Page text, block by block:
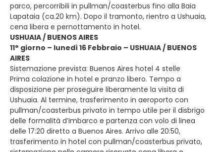
parco, percorribili in pullman/coasterbus fino alla Baia
Lapataia (ca.20 km). Dopo il tramonto, rientro a Ushuaia,
cena libera e pernottamento in hotel.
USHUAIA / BUENOS AIRES
11° giorno – lunedì 16 Febbraio – USHUAIA / BUENOS
AIRES
Sistemazione prevista: Buenos Aires hotel 4 stelle
Prima colazione in hotel e pranzo libero. Tempo a
disposizione per proseguire liberamente la visita di
Ushuaia. Al termine, trasferimento in aeroporto con
pullman/coasterbus privato in tempo utile per il disbrigo
delle formalità d’imbarco e partenza con volo di linea
delle 17:20 diretto a Buenos Aires. Arrivo alle 20:50,
trasferimento in hotel con pullman/coasterbus privato,